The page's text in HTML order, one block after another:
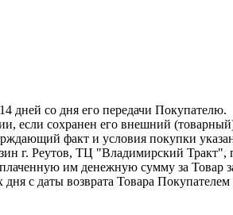
дней со дня его передачи Покупателю.
если сохранен его внешний
факт и условия покупки
г. Реутов, ТЦ "Владимирский Тракт",
им денежную сумму за
дня с даты возврата Товара